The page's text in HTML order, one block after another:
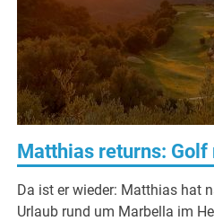
Matthias returns: Golf
Da ist er wieder: Matthias hat
Urlaub rund um Marbella im